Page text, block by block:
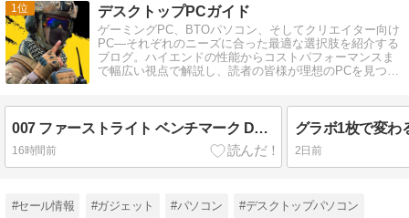
1 デスクトップPCガイド
ゲーミングPC、BTOパソコン、そしてクリエイター向け
PC―それぞれのニーズに合った最適な選択肢を紹介する
ブログ。ハイエンドの性能からコストパフォーマンスま
で幅広い視点で解説し、読者の皆様が理想のPCを見つけ
007 ファーストライト ベンチマーク DLSS4対応で伸びるのはどれ？
16時間前 2日前
#セール情報 #ガジェット #パソコン #デスクトップパソコン